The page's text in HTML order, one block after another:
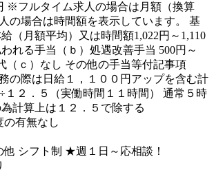
※フルタイム求人の場合は月額（換算
の場合は時間額を表示しています。 基
（月額平均）又は時間額1,022円～1,110
れる手当（ｂ）処遇改善手当 500円～
（ｃ）なし その他の手当等付記事項
の際は日給１，１００円アップを含む計
２．５（実働時間１１時間） 通常５時
計算上は１２．５で除する
有無なし
シフト制 ★週１日～応相談！